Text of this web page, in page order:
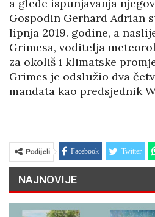
a glede ispunjavanja
Gospodin Gerhard Adrian
lipnja 2019. godine, a
Grimesa, voditelja
za okoliš i klimatske
Grimes je odslužio dva
mandata kao predsjednik
Podijeli Facebook Twitter
NAJNOVIJE